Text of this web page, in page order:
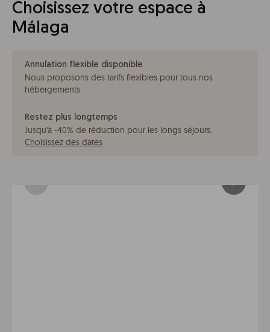
Choisissez votre espace à
Málaga
Annulation flexible disponible
Nous proposons des tarifs flexibles pour tous nos
hébergements
Restez plus longtemps
Jusqu'à -40% de réduction pour les longs séjours.
Choisissez des dates